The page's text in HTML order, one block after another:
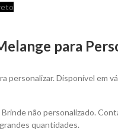
para
personalizar. Disponível em
não personalizado.
quantidades.